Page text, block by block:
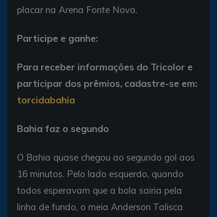
placar na Arena Fonte Nova.
Participe e ganhe:
Para receber informações do Tricolor e
participar dos prêmios, cadastre-se em:
torcidabahia
Bahia faz o segundo
O Bahia quase chegou ao segundo gol aos
16 minutos. Pelo lado esquerdo, quando
todos esperavam que a bola sairia pela
linha de fundo, o meia Anderson Talisca